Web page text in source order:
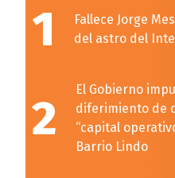
1
Fallece Jorge
del astro del
2
El Gobierno
diferimiento de
“capital
Barrio Lindo